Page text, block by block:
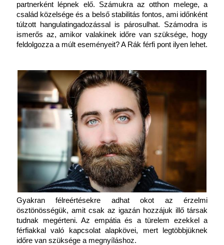
partnerként lépnek elő. Számukra az otthon melege, a
család közelsége és a belső stabilitás fontos, ami időnként
túlzott hangulatingadozással is párosulhat. Számodra is
ismerős az, amikor valakinek időre van szüksége, hogy
feldolgozza a múlt eseményeit? A Rák férfi pont ilyen lehet.
Gyakran félreértésekre adhat okot az érzelmi
ösztönösségük, amit csak az igazán hozzájuk illő társak
tudnak megérteni. Az empátia és a türelem ezekkel a
férfiakkal való kapcsolat alapkövei, mert legtöbbjüknek
időre van szüksége a megnyíláshoz.